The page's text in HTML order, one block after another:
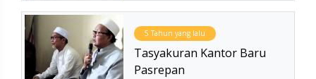
5 Tahun yang lalu
Tasyakuran Kantor Baru
Pasrepan